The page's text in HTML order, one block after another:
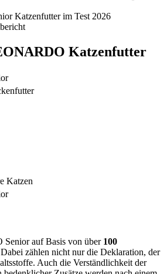
Katzenfutter im Test 2026
Katzenfutter
Katzen
auf Basis von über 100
zählen nicht nur die Deklaration, der
Auch die Verständlichkeit der